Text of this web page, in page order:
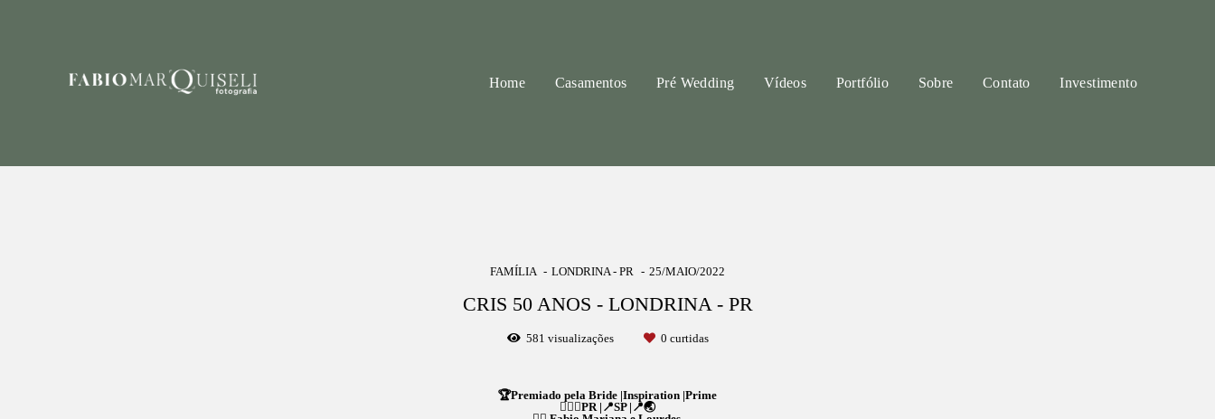
Home Casamentos Pré Wedding Vídeos Portfólio Sobre Contato Investimento
FAMÍLIA LONDRINA - PR 25/MAIO/2022
CRIS 50 ANOS - LONDRINA - PR
581 visualizações 0 curtidas
🏆Premiado pela Bride |Inspiration |Prime
👉🏻📍PR |📍SP |📍🌏